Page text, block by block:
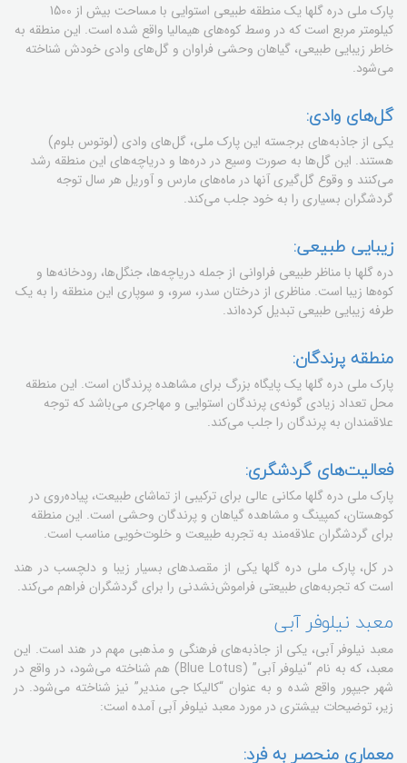
پارک ملی دره گلها یک منطقه طبیعی استوایی با مساحت بیش از 1500
کیلومتر مربع است که در وسط کوه‌های هیمالیا واقع شده است. این منطقه به
خاطر زیبایی طبیعی، گیاهان وحشی فراوان و گل‌های وادی خودش شناخته
می‌شود.
گل‌های وادی:
یکی از جاذبه‌های برجسته این پارک ملی، گل‌های وادی (لوتوس بلوم)
هستند. این گل‌ها به صورت وسیع در دره‌ها و دریاچه‌های این منطقه رشد
می‌کنند و وقوع گل‌گیری آنها در ماه‌های مارس و آوریل هر سال توجه
گردشگران بسیاری را به خود جلب می‌کند.
زیبایی طبیعی:
دره گلها با مناظر طبیعی فراوانی از جمله دریاچه‌ها، جنگل‌ها، رودخانه‌ها و
کوه‌ها زیبا است. مناظری از درختان سدر، سرو، و سوپاری این منطقه را به یک
طرفه زیبایی طبیعی تبدیل کرده‌اند.
منطقه پرندگان:
پارک ملی دره گلها یک پایگاه بزرگ برای مشاهده پرندگان است. این منطقه
محل تعداد زیادی گونه‌ی پرندگان استوایی و مهاجری می‌باشد که توجه
علاقمندان به پرندگان را جلب می‌کند.
فعالیت‌های گردشگری:
پارک ملی دره گلها مکانی عالی برای ترکیبی از تماشای طبیعت، پیاده‌روی در
کوهستان، کمپینگ و مشاهده گیاهان و پرندگان وحشی است. این منطقه
برای گردشگران علاقه‌مند به تجربه طبیعت و خلوت‌خویی مناسب است.
در کل، پارک ملی دره گلها یکی از مقصدهای بسیار زیبا و دلچسب در هند
است که تجربه‌های طبیعتی فراموش‌نشدنی را برای گردشگران فراهم می‌کند.
معبد نیلوفر آبی
معبد نیلوفر آبی، یکی از جاذبه‌های فرهنگی و مذهبی مهم در هند است. این
معبد، که به نام “نیلوفر آبی” (Blue Lotus) هم شناخته می‌شود، در واقع در
شهر جیپور واقع شده و به عنوان “کالیکا جی مندیر” نیز شناخته می‌شود. در
زیر، توضیحات بیشتری در مورد معبد نیلوفر آبی آمده است:
معماری منحصر به فرد: